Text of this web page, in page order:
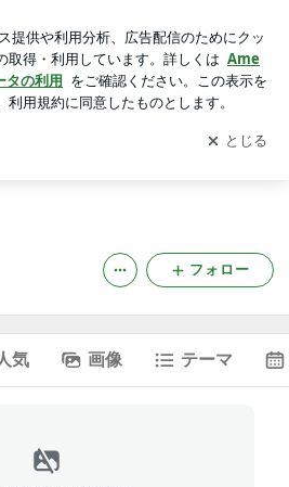
ブログの更新通知
を受け取りまし
開く
フォロー
気 画像 テーマ